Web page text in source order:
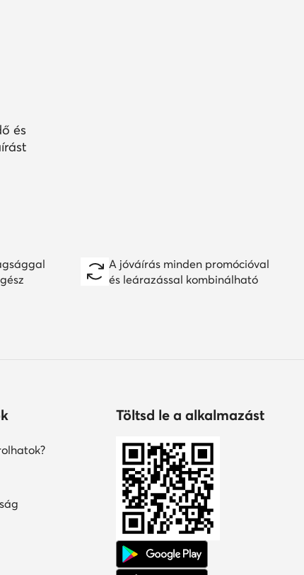
és
A jóváírás minden promócióval
és leárazással kombinálható
Töltsd le a alkalmazást